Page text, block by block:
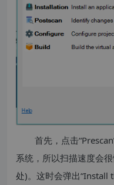
首先，点击
系统，所以扫描速度会
处)。这时会弹出“Install